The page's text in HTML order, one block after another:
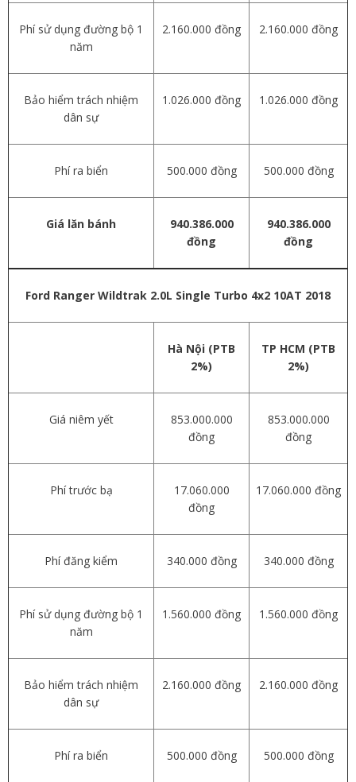
Phí sử dụng đường bộ 1
năm
2.160.000 đồng 2.160.000 đồng
Bảo hiểm trách nhiệm
dân sự
1.026.000 đồng 1.026.000 đồng
Phí ra biển 500.000 đồng 500.000 đồng
Giá lăn bánh
940.386.000
đồng
940.386.000
đồng
Ford Ranger Wildtrak 2.0L Single Turbo 4x2 10AT 2018
Hà Nội (PTB
2%)
TP HCM (PTB
2%)
Giá niêm yết
853.000.000
đồng
853.000.000
đồng
Phí trước bạ
17.060.000
đồng
17.060.000 đồng
Phí đăng kiểm 340.000 đồng 340.000 đồng
Phí sử dụng đường bộ 1
năm
1.560.000 đồng 1.560.000 đồng
Bảo hiểm trách nhiệm
dân sự
2.160.000 đồng 2.160.000 đồng
Phí ra biển 500.000 đồng 500.000 đồng